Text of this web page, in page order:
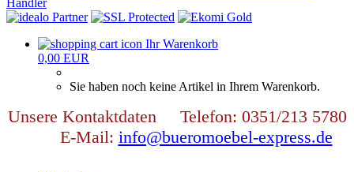
Ihr Warenkorb
0,00 EUR
Sie haben noch keine Artikel in Ihrem Warenkorb.
Unsere Kontaktdaten Telefon: 0351/213 5780
E-Mail: info@bueromoebel-express.de